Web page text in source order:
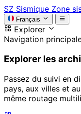
SZ Sismique Zone
Français
Explorer
Navigation
Explorer les
Passez du suivi en
pays, aux villes et
même routage